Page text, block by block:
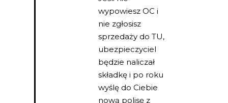
wypowiesz OC i
nie zgłosisz
sprzedaży do TU,
ubezpieczyciel
będzie naliczał
składkę i po roku
wyślę do Ciebie
nową polisę z